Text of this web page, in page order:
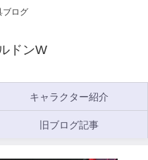
ブログ
ドンW
キャラクター紹介
旧ブログ記事